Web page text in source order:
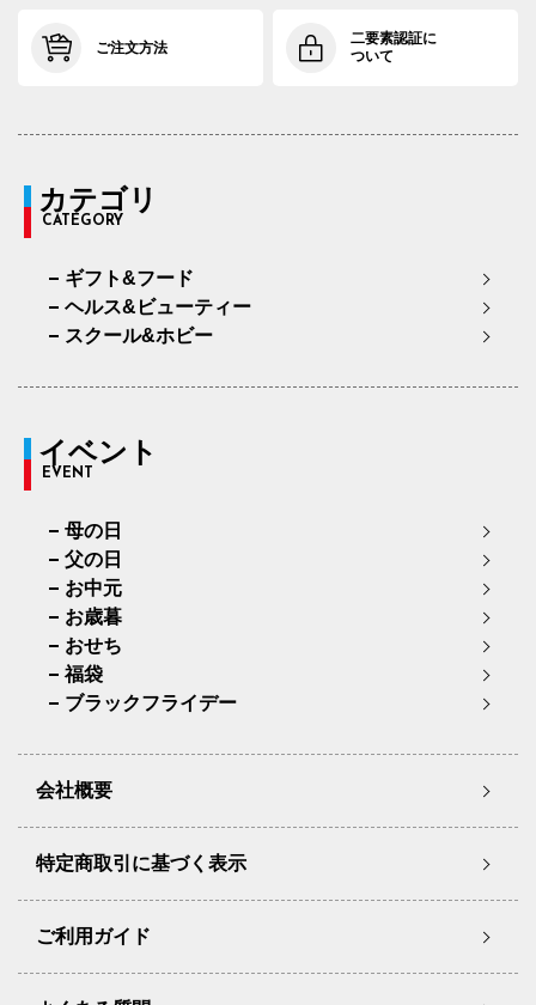
ご注文方法
二要素認証に
ついて
カテゴリ
CATEGORY
ギフト&フード
ヘルス&ビューティー
スクール&ホビー
イベント
EVENT
母の日
父の日
お中元
お歳暮
おせち
福袋
ブラックフライデー
会社概要
特定商取引に基づく表示
ご利用ガイド